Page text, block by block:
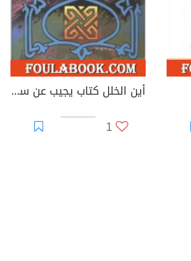
أين الخلل كتاب يجيب عن سؤال عمره 200 عام
1